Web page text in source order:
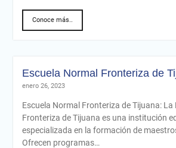
Conoce más..
Escuela Normal Fronteriza de
enero 26, 2023
Escuela Normal Fronteriza de Tijuana: La
Fronteriza de Tijuana es una institución
especializada en la formación de
Ofrecen programas…